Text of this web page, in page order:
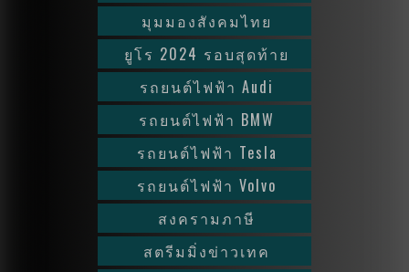
มุมมองสังคมไทย
ยูโร 2024 รอบสุดท้าย
รถยนต์ไฟฟ้า Audi
รถยนต์ไฟฟ้า BMW
รถยนต์ไฟฟ้า Tesla
รถยนต์ไฟฟ้า Volvo
สงครามภาษี
สตรีมมิ่งข่าวเทค